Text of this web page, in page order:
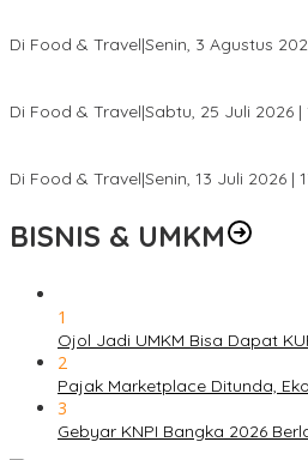
Di Food & Travel|Senin, 3 Agustus
Di Food & Travel|Sabtu, 25 Juli 2026 |
Di Food & Travel|Senin, 13 Juli 2026 |
BISNIS & UMKM
1
Ojol Jadi UMKM Bisa Dapat
2
Pajak Marketplace Ditunda,
3
Gebyar KNPI Bangka 2026